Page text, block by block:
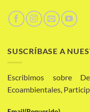
SUSCRÍBASE A
Escribimos sobre
Ecoambientales,